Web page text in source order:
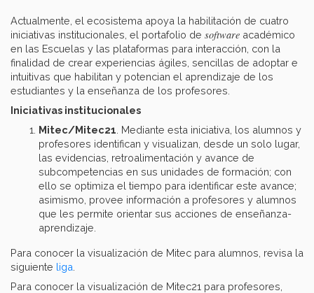
Actualmente, el ecosistema apoya la habilitación de cuatro
iniciativas institucionales, el portafolio de software académico
en las Escuelas y las plataformas para interacción, con la
finalidad de crear experiencias ágiles, sencillas de adoptar e
intuitivas que habilitan y potencian el aprendizaje de los
estudiantes y la enseñanza de los profesores.
Iniciativas institucionales
Mitec/Mitec21 . Mediante esta iniciativa, los alumnos y
profesores identifican y visualizan, desde un solo lugar,
las evidencias, retroalimentación y avance de
subcompetencias en sus unidades de formación; con
ello se optimiza el tiempo para identificar este avance;
asimismo, provee información a profesores y alumnos
que les permite orientar sus acciones de enseñanza-
aprendizaje.
Para conocer la visualización de Mitec para alumnos, revisa la
siguiente liga
Para conocer la visualización de Mitec21 para profesores,